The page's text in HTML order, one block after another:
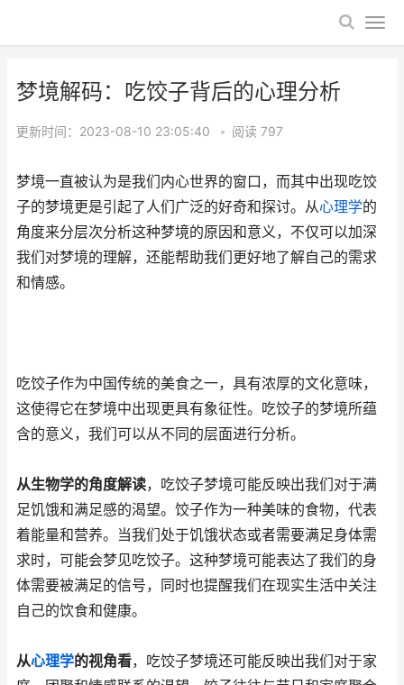
梦境解码：吃饺子背后的心理分析
更新时间：2023-08-10 23:05:40 • 阅读 797
梦境一直被认为是我们内心世界的窗口，而其中出现吃饺
子的梦境更是引起了人们广泛的好奇和探讨。从心理学的
角度来分层次分析这种梦境的原因和意义，不仅可以加深
我们对梦境的理解，还能帮助我们更好地了解自己的需求
和情感。
吃饺子作为中国传统的美食之一，具有浓厚的文化意味，
这使得它在梦境中出现更具有象征性。吃饺子的梦境所蕴
含的意义，我们可以从不同的层面进行分析。
从生物学的角度解读，吃饺子梦境可能反映出我们对于满
足饥饿和满足感的渴望。饺子作为一种美味的食物，代表
着能量和营养。当我们处于饥饿状态或者需要满足身体需
求时，可能会梦见吃饺子。这种梦境可能表达了我们的身
体需要被满足的信号，同时也提醒我们在现实生活中关注
自己的饮食和健康。
从心理学的视角看，吃饺子梦境还可能反映出我们对于家